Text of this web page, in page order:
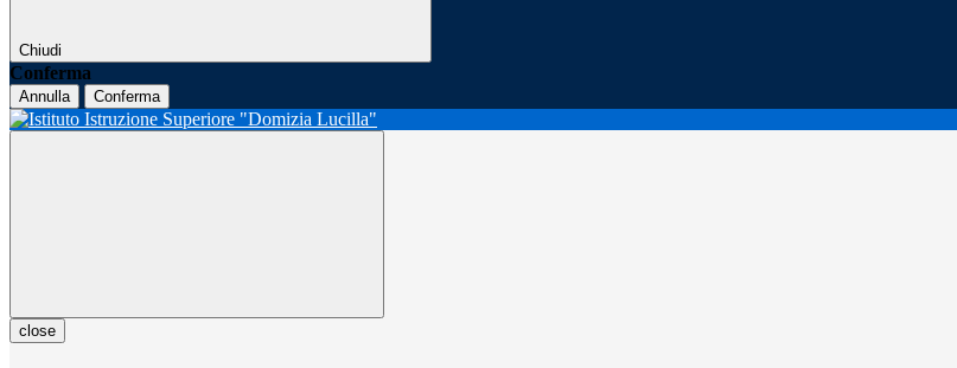
Chiudi
Conferma
Annulla Conferma
close